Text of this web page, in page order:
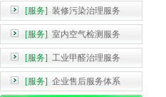
[服务] 装修污染治理服务
[服务] 室内空气检测服务
[服务] 工业甲醛治理服务
[服务] 企业售后服务体系